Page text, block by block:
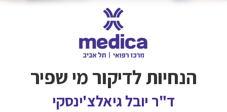
הנחיות לדיקור מי שפיר
ד"ר יובל גיאלצ'ינסקי